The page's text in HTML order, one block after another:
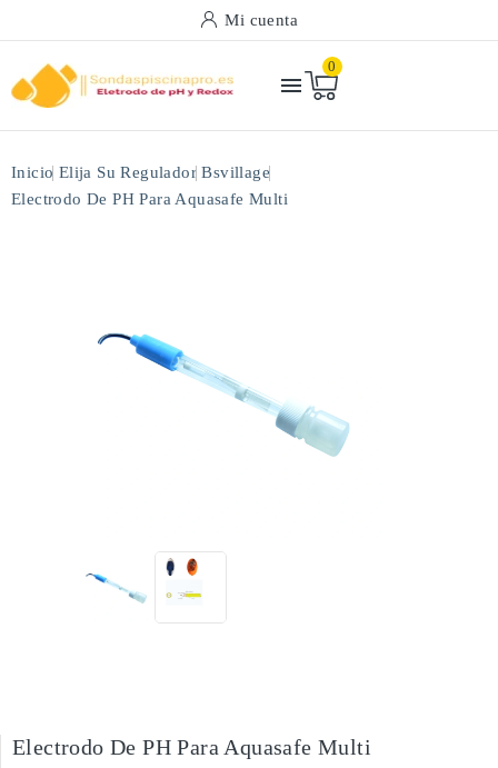
Mi cuenta

0
Inicio Elija Su Regulador Bsvillage
Electrodo De PH Para Aquasafe Multi
Electrodo De PH Para Aquasafe Multi